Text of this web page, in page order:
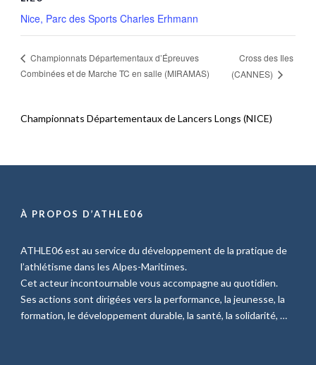
Nice, Parc des Sports Charles Erhmann
Championnats Départementaux d’Épreuves
Combinées et de Marche TC en salle (MIRAMAS)
Cross des Iles
(CANNES)
Championnats Départementaux de Lancers Longs (NICE)
À PROPOS D’ATHLE06
ATHLE06 est au service du développement de la pratique de
l’athlétisme dans les Alpes-Maritimes.
Cet acteur incontournable vous accompagne au quotidien.
Ses actions sont dirigées vers la performance, la jeunesse, la
formation, le développement durable, la santé, la solidarité, …